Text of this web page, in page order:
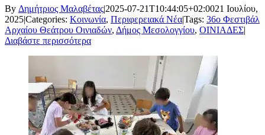
By Δημήτριος Μαλαβέτας|2025-07-21T10:44:05+02:0021 Ιουλίου,
2025|Categories: Κοινωνία, Περιφερειακά Νέα|Tags: 36ο Φεστιβάλ
Αρχαίου Θεάτρου Οινιαδών, Δήμος Μεσολογγίου, ΟΙΝΙΑΔΕΣ|
Διαβάστε περισσότερα